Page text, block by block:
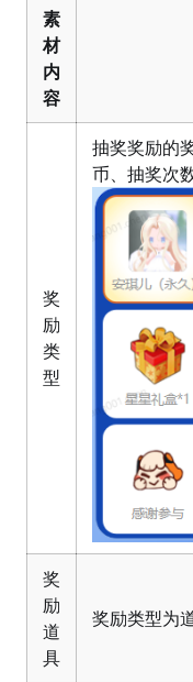
素
材
内
容
奖
励
类
型
抽奖奖励的
币、抽奖次
奖
励
道
具
奖励类型为